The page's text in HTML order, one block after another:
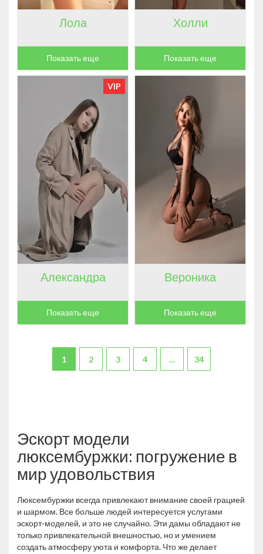
Лола
Показать еще
Холли
Показать еще
VIP
Александра
Показать еще
Вероника
Показать еще
1 2 3 4 … 34
Эскорт модели
люксембуржки: погружение в
мир удовольствия
Люксембуржки всегда привлекают внимание своей грацией
и шармом. Все больше людей интересуется услугами
эскорт-моделей, и это не случайно. Эти дамы обладают не
только привлекательной внешностью, но и умением
создать атмосферу уюта и комфорта. Что же делает